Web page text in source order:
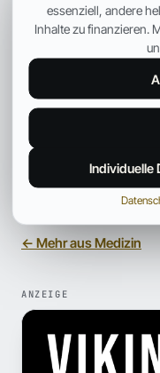
bei Menschen die
betreiben,
geben sollte.
passt sich der
und stärkt nicht
Knochen!
← Mehr aus Medizin
ANZEIGE
essenziell, andere
Inhalte zu finanzieren.
Individuelle